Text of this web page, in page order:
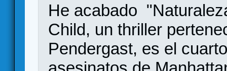
He acabado
Child, un thriller
Pendergast, es el